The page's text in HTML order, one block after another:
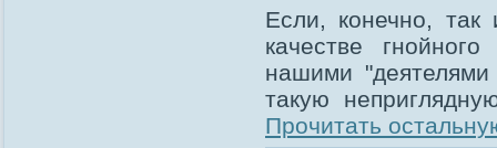
Если, конечно,
качестве
нашими
такую
Прочитать